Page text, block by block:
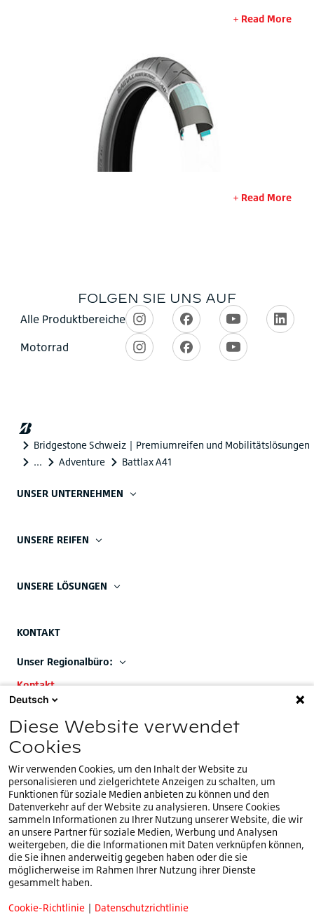
Read More
Read More
UNSER UNTERNEHMEN
UNSERE REIFEN
UNSERE LÖSUNGEN
KONTAKT
Unser Regionalbüro:
Kontakt
Sie befinden sich auf unsererdeutschen Website.Ein
anderes Land oder eine andere Sprache auswählen
CH
Impressum
Bridgestone Reifenkennzeichnung
Cookie-Richtlinie
Deutsch
Diese Website verwendet
Cookies
Wir verwenden Cookies, um den Inhalt der Website zu
personalisieren und zielgerichtete Anzeigen zu schalten, um
Funktionen für soziale Medien anbieten zu können und den
Datenverkehr auf der Website zu analysieren. Unsere Cookies
sammeln Informationen zu Ihrer Nutzung unserer Website, die wir
an unsere Partner für soziale Medien, Werbung und Analysen
weitergeben, die die Informationen mit Daten verknüpfen können,
die Sie ihnen anderweitig gegeben haben oder die sie
möglicherweise im Rahmen Ihrer Nutzung ihrer Dienste
gesammelt haben.
Cookie-Richtlinie | Datenschutzrichtlinie